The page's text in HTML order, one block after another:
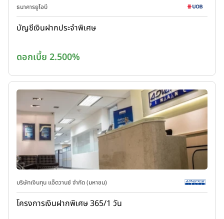
ธนาคารยูโอบี
บัญชีเงินฝากประจำพิเศษ
ดอกเบี้ย 2.500%
บริษัทเงินทุน แอ็ดวานซ์ จำกัด (มหาชน)
โครงการเงินฝากพิเศษ 365/1 วัน